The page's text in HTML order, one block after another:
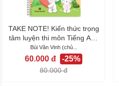
TAKE NOTE! Kiến thức trọng
tâm luyện thi môn Tiếng Anh
vào...
Bùi Văn Vinh (chủ...
60.000 đ -25%
80.000 đ